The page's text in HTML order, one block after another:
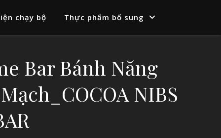
chạy bộ Thực phẩm bổ sung
Bar Bánh Năng
NIBS